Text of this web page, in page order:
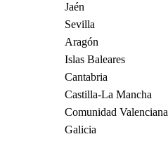
Jaén
Sevilla
Aragón
Islas Baleares
Cantabria
Castilla-La Mancha
Comunidad Valenciana
Galicia